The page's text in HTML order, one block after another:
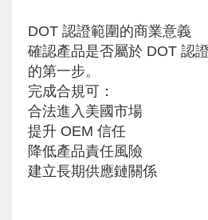
DOT 認證範圍的商業意義
確認產品是否屬於 DOT 認
的第一步。
完成合規可：
合法進入美國市場
提升 OEM 信任
降低產品責任風險
建立長期供應鏈關係